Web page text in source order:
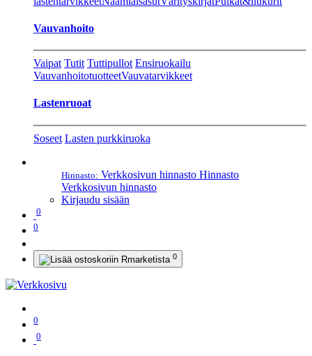
Vauvanhoito
Vaipat Tutit Tuttipullot Ensiruokailu
VauvanhoitotuotteetVauvatarvikkeet
Lastenruoat
Soseet Lasten purkkiruoka
Hinnasto: Verkkosivun hinnasto Hinnasto
Verkkosivun hinnasto
Kirjaudu sisään
0
0
0
0
0